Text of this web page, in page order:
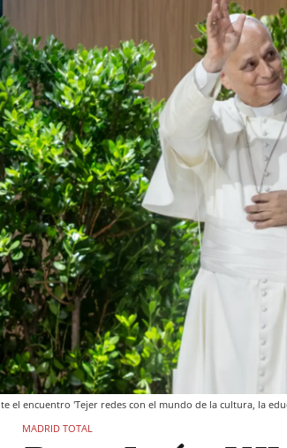
el encuentro 'Tejer redes con el mundo de la cultura, la
MADRID TOTAL